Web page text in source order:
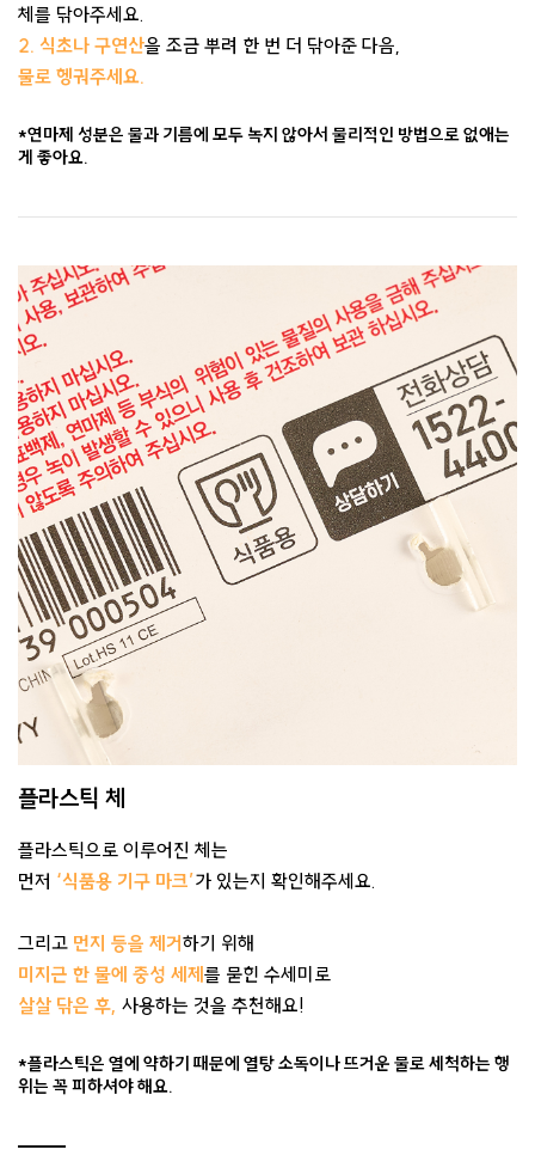
체를 닦아주세요.
2. 식초나 구연산을 조금 뿌려 한 번 더 닦아준 다음,
물로 헹궈주세요.
*연마제 성분은 물과 기름에 모두 녹지 않아서 물리적인 방법으로 없애는
게 좋아요.
플라스틱 체
플라스틱으로 이루어진 체는
먼저 ‘식품용 기구 마크’가 있는지 확인해주세요.
그리고 먼지 등을 제거하기 위해
미지근 한 물에 중성 세제를 묻힌 수세미로
살살 닦은 후, 사용하는 것을 추천해요!
*플라스틱은 열에 약하기 때문에 열탕 소독이나 뜨거운 물로 세척하는 행
위는 꼭 피하셔야 해요.